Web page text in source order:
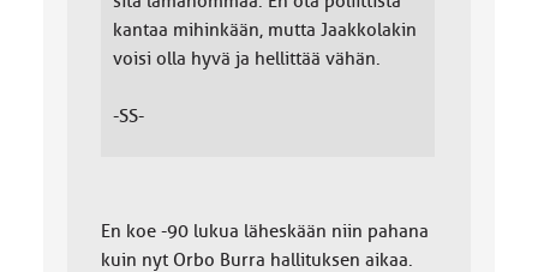
kantaa mihinkään, mutta Jaakkolakin
voisi olla hyvä ja hellittää vähän.
-SS-
En koe -90 lukua läheskään niin pahana
kuin nyt Orbo Burra hallituksen aikaa.